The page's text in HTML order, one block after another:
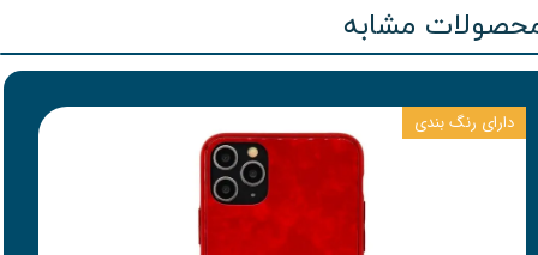
مشابه
دارای رنگ بندی